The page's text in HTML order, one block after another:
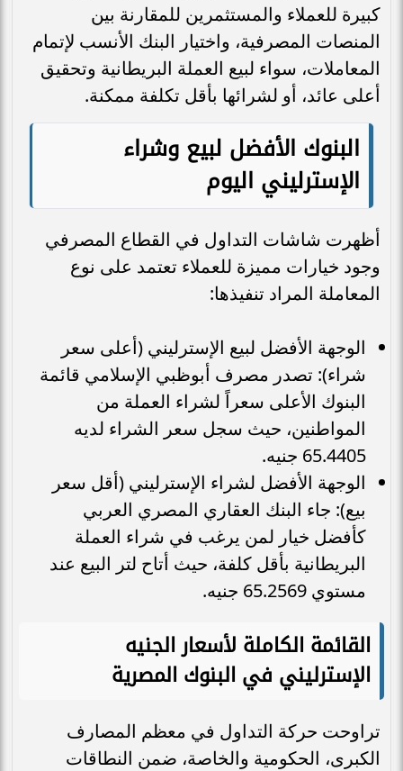
كبيرة للعملاء والمستثمرين للمقارنة بين
المنصات المصرفية، واختيار البنك الأنسب لإتمام
المعاملات، سواء لبيع العملة البريطانية وتحقيق
أعلى عائد، أو لشرائها بأقل تكلفة ممكنة.
البنوك الأفضل لبيع وشراء
الإسترليني اليوم
أظهرت شاشات التداول في القطاع المصرفي
وجود خيارات مميزة للعملاء تعتمد على نوع
المعاملة المراد تنفيذها:
الوجهة الأفضل لبيع الإسترليني (أعلى سعر
شراء): تصدر مصرف أبوظبي الإسلامي قائمة
البنوك الأعلى سعراً لشراء العملة من
المواطنين، حيث سجل سعر الشراء لديه
65.4405 جنيه.
الوجهة الأفضل لشراء الإسترليني (أقل سعر
بيع): جاء البنك العقاري المصري العربي
كأفضل خيار لمن يرغب في شراء العملة
البريطانية بأقل كلفة، حيث أتاح لتر البيع عند
مستوي 65.2569 جنيه.
القائمة الكاملة لأسعار الجنيه
الإسترليني في البنوك المصرية
تراوحت حركة التداول في معظم المصارف
الكبرى، الحكومية والخاصة، ضمن النطاقات